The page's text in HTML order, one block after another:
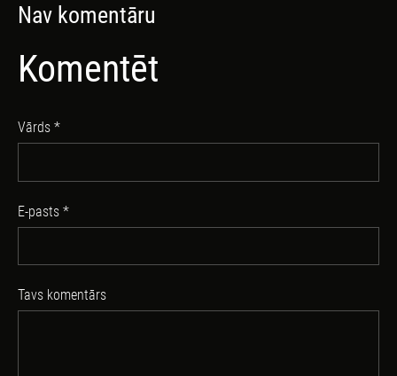
Nav komentāru
Komentēt
Vārds *
E-pasts *
Tavs komentārs